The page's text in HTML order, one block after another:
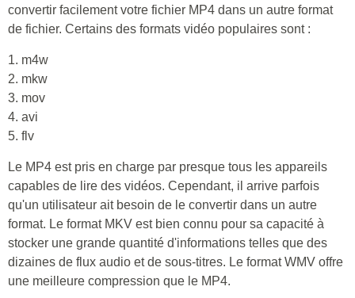
convertir facilement votre fichier MP4 dans un autre format
de fichier. Certains des formats vidéo populaires sont :
1. m4w
2. mkw
3. mov
4. avi
5. flv
Le MP4 est pris en charge par presque tous les appareils
capables de lire des vidéos. Cependant, il arrive parfois
qu'un utilisateur ait besoin de le convertir dans un autre
format. Le format MKV est bien connu pour sa capacité à
stocker une grande quantité d'informations telles que des
dizaines de flux audio et de sous-titres. Le format WMV offre
une meilleure compression que le MP4.